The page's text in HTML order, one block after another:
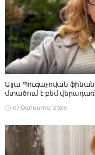
Ալլա Պուգաչովան
մտածում է բեմ
07 Օգոստոս, 2026